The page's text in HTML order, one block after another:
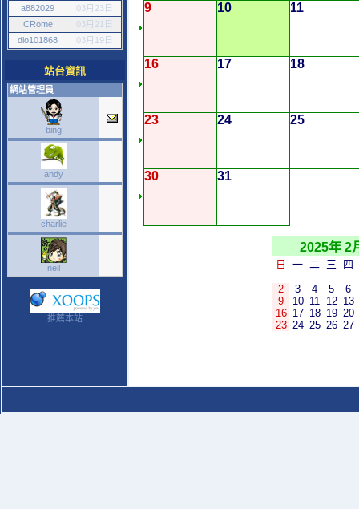
a882029
03月23日
CRome
03月21日
dio101868
03月19日
站台資訊
網站管理員
bing
andy
charlie
neil
推薦本站
9 10 11
16 17 18
23 24 25
30 31
2025年 2
日 一 二 三 四
2 3 4 5
6
9
10 11 12 13
16 17 18 19 20
23 24 25 26 27